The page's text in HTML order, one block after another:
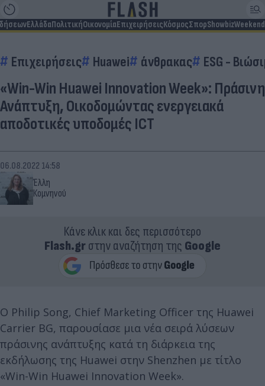
ΕλλάδαΠολιτικήΟικονομίαΕπιχειρήσειςΚόσμοςΣπορShowbizWeekend
Επιχειρήσεις Huawei άνθρακας ESG -
«Win-Win Huawei Innovation Week»: Πράσινη
Ανάπτυξη, Οικοδομώντας ενεργειακά
αποδοτικές υποδομές ICT
Έλλη
Κομνηνού
06.08.2022 14:58
Κάνε κλικ και δες περισσότερο
Flash.grστην αναζήτηση της Google
Ο Philip Song, Chief Marketing Officer της Huawei
Carrier BG, παρουσίασε μια νέα σειρά λύσεων
πράσινης ανάπτυξης κατά τη διάρκεια της
εκδήλωσης της Huawei στην Shenzhen με τίτλο
«Win-Win Huawei Innovation Week».